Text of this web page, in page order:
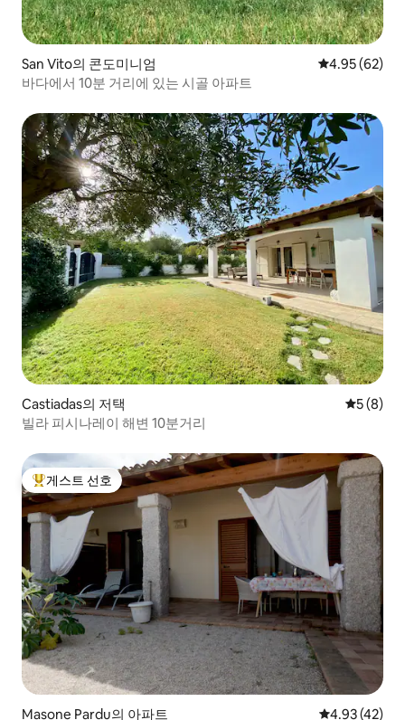
San Vito의 콘도미니엄 평점 4.95점(5
4.95 (62)
바다에서 10분 거리에 있는 시골 아파트
Castiadas의 저택 평점 5점
5 (8)
빌라 피시나레이 해변 10분거리
상위 게스트 선호
게스트 선호
Masone Pardu의 아파트 평점 4.93점
4.93 (42)